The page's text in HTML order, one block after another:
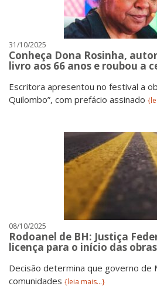
31/10/2025
Conheça Dona Rosinha,
livro aos 66 anos e roubou a
Escritora apresentou no festival a
Quilombo”, com prefácio assinado
08/10/2025
Rodoanel de BH: Justiça
licença para o início das obras
Decisão determina que governo de
comunidades {leia mais...}